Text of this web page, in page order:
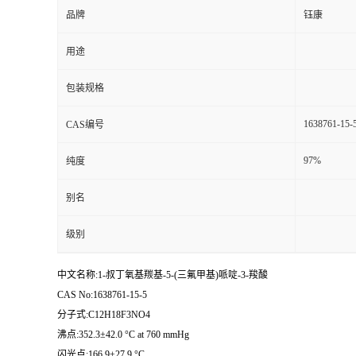
品牌 钰康
用途
包装规格
CAS编号 1638761-15-
纯度 97%
别名
级别
中文名称:1-叔丁氧基羰基-5-(三氟甲基)哌啶-3-羧酸
CAS No:1638761-15-5
分子式:C12H18F3NO4
沸点:352.3±42.0 °C at 760 mmHg